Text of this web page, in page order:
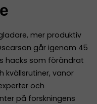
mer produktiv
går igenom 45
hacks som förändrat
kvällsrutiner, vanor
och
på forskningens